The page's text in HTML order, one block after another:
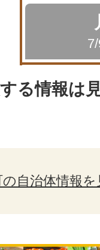
る情報は
自治体情報を